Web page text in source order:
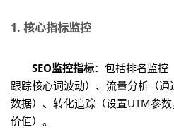
1. 核心指标监控
SEO监控指标：包括排名监控
跟踪核心词波动）、流量分析（
数据）、转化追踪（设置UTM参
价值）。